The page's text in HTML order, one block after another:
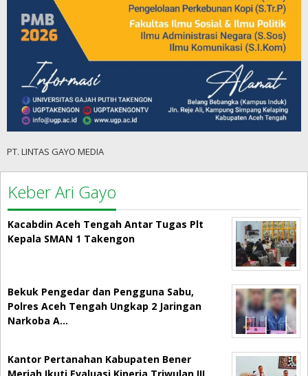
PT. LINTAS GAYO MEDIA
Keber Ari Gayo
Kacabdin Aceh Tengah Antar Tugas Plt
Kepala SMAN 1 Takengon
Bekuk Pengedar dan Pengguna Sabu,
Polres Aceh Tengah Ungkap 2 Jaringan
Narkoba A…
Kantor Pertanahan Kabupaten Bener